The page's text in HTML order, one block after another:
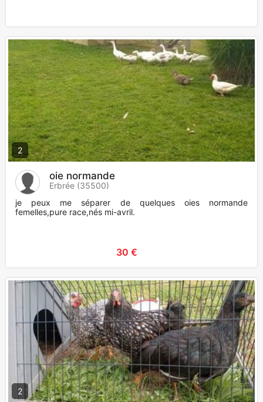
2
oie normande
Erbrée (35500)
je peux me séparer de quelques oies normande
femelles,pure race,nés mi-avril.
30 €
2